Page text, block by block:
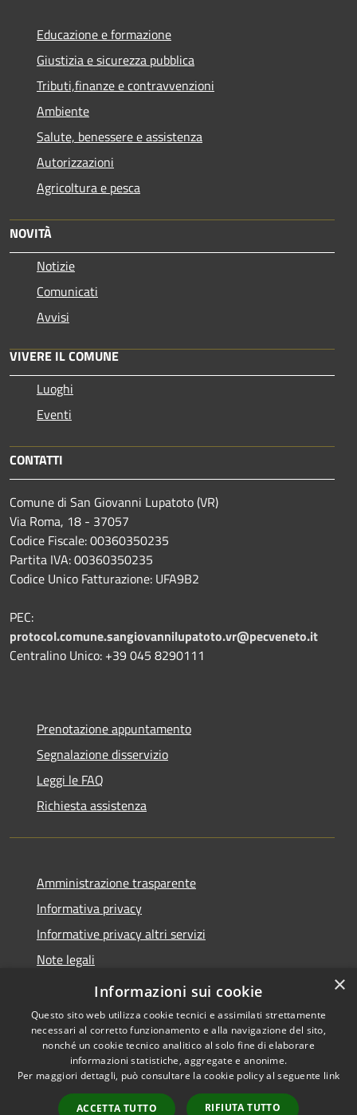
Educazione e formazione
Giustizia e sicurezza pubblica
Tributi,finanze e contravvenzioni
Ambiente
Salute, benessere e assistenza
Autorizzazioni
Agricoltura e pesca
NOVITÀ
Notizie
Comunicati
Avvisi
VIVERE IL COMUNE
Luoghi
Eventi
CONTATTI
Comune di San Giovanni Lupatoto (VR)
Via Roma, 18 - 37057
Codice Fiscale: 00360350235
Partita IVA: 00360350235
Codice Unico Fatturazione: UFA9B2
PEC:
protocol.comune.sangiovannilupatoto.vr@pecveneto.it
Centralino Unico: +39 045 8290111
Prenotazione appuntamento
Segnalazione disservizio
Leggi le FAQ
Richiesta assistenza
Amministrazione trasparente
Informativa privacy
Informative privacy altri servizi
Note legali
Dichiarazione di accessibilità
Accessibilità
Copyright © 2026 • Comune di
San Giovanni Lupatoto •
Powered byMunicipium
×
Informazioni sui cookie
Questo sito web utilizza cookie tecnici e assimilati strettamente
necessari al corretto funzionamento e alla navigazione del sito,
nonché un cookie tecnico analitico al solo fine di elaborare
informazioni statistiche, aggregate e anonime.
Per maggiori dettagli, può consultare la cookie policy al seguente link
ACCETTA TUTTO RIFIUTA TUTTO